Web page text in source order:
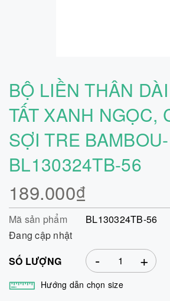
BỘ LIỀN THÂN
TẤT XANH NGỌC,
SỢI TRE BAMBOU-
BL130324TB-56
189.000₫
Mã sản phẩm
BL130324TB-56
Đang cập nhật
SỐ LƯỢNG
+
-
Hướng dẫn chọn size